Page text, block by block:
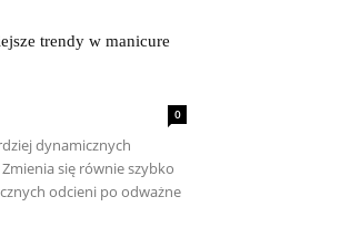
trendy w manicure
0
dynamicznych
się równie szybko
odcieni po odważne